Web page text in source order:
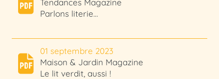
Parlons literie…
01 septembre 2023
Maison & Jardin Magazine
Le lit verdit, aussi !